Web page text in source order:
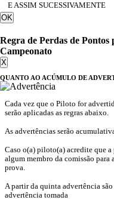
E ASSIM SUCESSIVAMENTE
OK
Regra de Perdas de
Campeonato
X
QUANTO AO ACÚMULO DE
Cada vez que o Piloto for
serão aplicadas as regras abaixo.
As advertências serão
Caso o(a) piloto(a) acredite que
algum membro da comissão
prova.
A partir da quinta advertência
advertência tomada